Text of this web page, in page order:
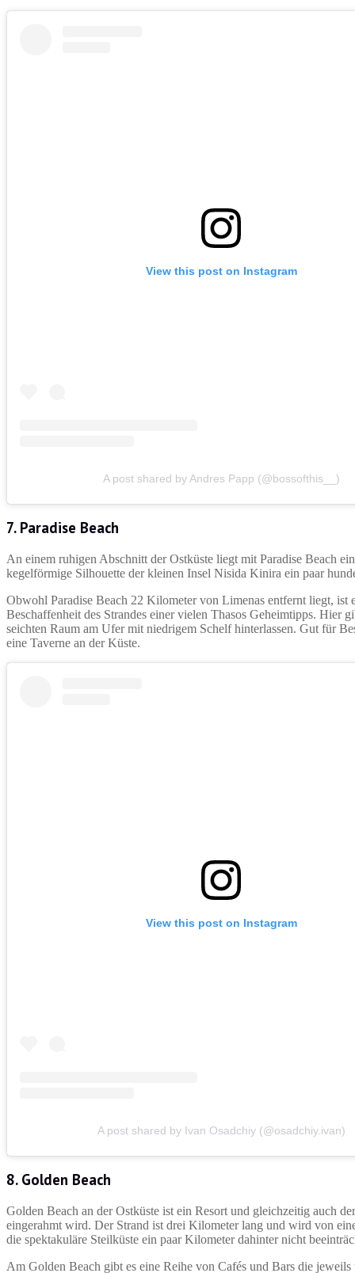
View this post on Instagram
A post shared by Andres Papp (@bossofthis__)
7. Paradise Beach
An einem ruhigen Abschnitt der Ostküste liegt mit Paradise Beach
kegelförmige Silhouette der kleinen Insel Nisida Kinira ein paar
Obwohl Paradise Beach 22 Kilometer von Limenas entfernt liegt,
Beschaffenheit des Strandes einer vielen Thasos Geheimtipps. Hier
seichten Raum am Ufer mit niedrigem Schelf hinterlassen. Gut für
eine Taverne an der Küste.
View this post on Instagram
A post shared by Ivan Osadchiy (@osadchiy.ivan)
8. Golden Beach
Golden Beach an der Ostküste ist ein Resort und gleichzeitig auch
eingerahmt wird. Der Strand ist drei Kilometer lang und wird von
die spektakuläre Steilküste ein paar Kilometer dahinter nicht
Am Golden Beach gibt es eine Reihe von Cafés und Bars die